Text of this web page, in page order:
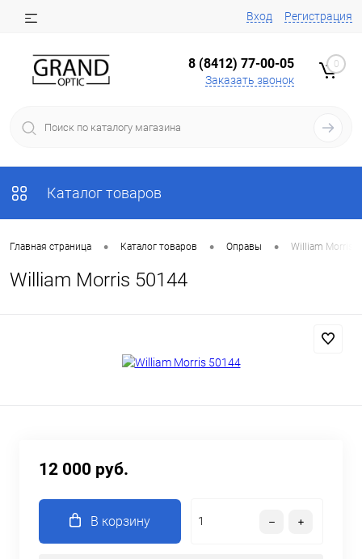
Вход Регистрация
8 (8412) 77-00-05
Заказать звонок
0
Каталог товаров
Главная страница • Каталог товаров • Оправы • William Morris
William Morris 50144
12 000 руб.
В корзину